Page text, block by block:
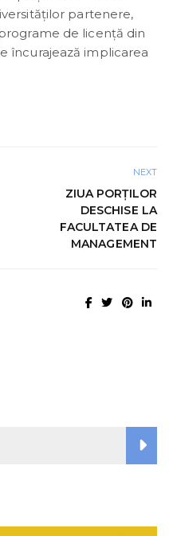
partenere,
de licență din
încurajează implicarea
NEXT
ZIUA PORȚILOR
DESCHISE LA
FACULTATEA DE
MANAGEMENT